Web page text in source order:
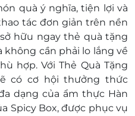
Tòa nhà Vincom Plaza
2, Khu vực 3,
30/4, Khu Phố 1, Tây
quà ý nghĩa, tiện lợi và
tác đơn giản trên nền
hữu ngay thẻ quà tặng
cần phải lo lắng về
hợp. Với Thẻ Quà Tặng
có cơ hội thưởng thức
dạng của ẩm thực Hàn
Spicy Box, được phục vụ